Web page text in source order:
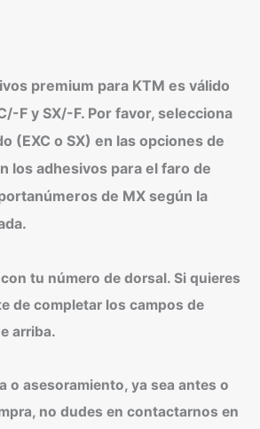
premium para KTM es válido
F y SX/-F. Por favor, selecciona
(EXC o SX) en las opciones de
los adhesivos para el faro de
de MX según la
tu número de dorsal. Si quieres
de completar los campos de
arriba.
o asesoramiento, ya sea antes o
no dudes en contactarnos en